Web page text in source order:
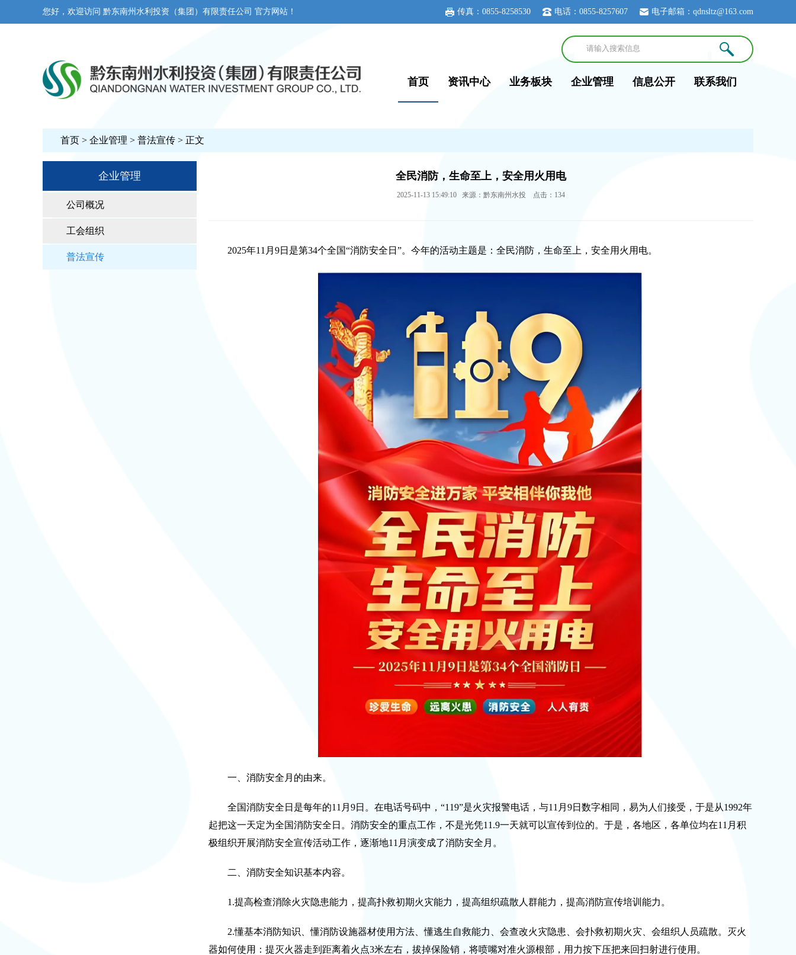
您好，欢迎访问 黔东南州水利投资（集团）有限责任公司 官方网站！ 传真：0855-8258530 电话：0855-8257607 电子邮箱：qdnsltz@163.com
首页 资讯中心 业务板块 企业管理 信息公开 联系我们
首页 > 企业管理 > 普法宣传 > 正文
企业管理
公司概况
工会组织
普法宣传
全民消防，生命至上，安全用火用电
2025-11-13 15:49:10 来源：黔东南州水投 点击： 134
2025年11月9日是第34个全国“消防安全日”。今年的活动主题是：全民消防，生命至上，安全用火用电。
一、消防安全月的由来。
全国消防安全日是每年的11月9日。在电话号码中，“119”是火灾报警电话，与11月9日数字相同，易为人们接受，于是从1992年
起把这一天定为全国消防安全日。消防安全的重点工作，不是光凭11.9一天就可以宣传到位的。于是，各地区，各单位均在11月积
极组织开展消防安全宣传活动工作，逐渐地11月演变成了消防安全月。
二、消防安全知识基本内容。
1.提高检查消除火灾隐患能力，提高扑救初期火灾能力，提高组织疏散人群能力，提高消防宣传培训能力。
2.懂基本消防知识、懂消防设施器材使用方法、懂逃生自救能力、会查改火灾隐患、会扑救初期火灾、会组织人员疏散。灭火
器如何使用：提灭火器走到距离着火点3米左右，拔掉保险销，将喷嘴对准火源根部，用力按下压把来回扫射进行使用。